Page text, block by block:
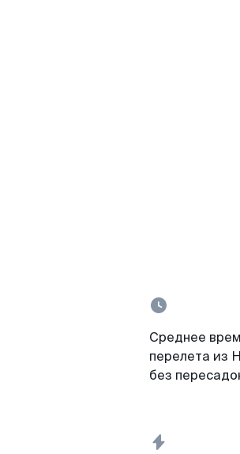
Среднее
перелета из
без